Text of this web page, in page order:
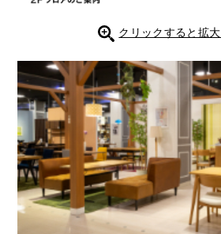
クリックすると拡